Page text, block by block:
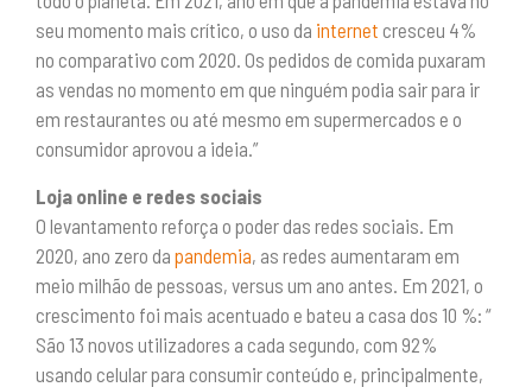
seu momento mais crítico, o uso da internet cresceu 4%
no comparativo com 2020. Os pedidos de comida puxaram
as vendas no momento em que ninguém podia sair para ir
em restaurantes ou até mesmo em supermercados e o
consumidor aprovou a ideia.”
Loja online e redes sociais
O levantamento reforça o poder das redes sociais. Em
2020, ano zero da pandemia, as redes aumentaram em
meio milhão de pessoas, versus um ano antes. Em 2021, o
crescimento foi mais acentuado e bateu a casa dos 10 %: “
São 13 novos utilizadores a cada segundo, com 92%
usando celular para consumir conteúdo e, principalmente,